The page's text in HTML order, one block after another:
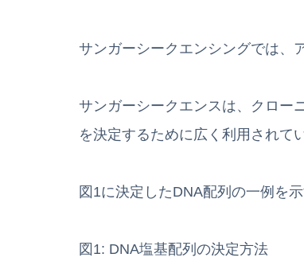
サンガーシークエンシングでは、
サンガーシークエンスは、クロー
を決定するために広く利用されて
図1に決定したDNA配列の一例を示
図1: DNA塩基配列の決定方法